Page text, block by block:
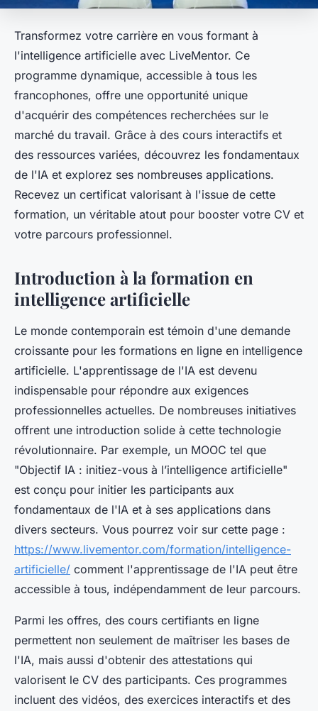
Transformez votre carrière en vous formant à
l'intelligence artificielle avec LiveMentor. Ce
programme dynamique, accessible à tous les
francophones, offre une opportunité unique
d'acquérir des compétences recherchées sur le
marché du travail. Grâce à des cours interactifs et
des ressources variées, découvrez les fondamentaux
de l'IA et explorez ses nombreuses applications.
Recevez un certificat valorisant à l'issue de cette
formation, un véritable atout pour booster votre CV et
votre parcours professionnel.
Introduction à la formation en
intelligence artificielle
Le monde contemporain est témoin d'une demande
croissante pour les formations en ligne en intelligence
artificielle. L'apprentissage de l'IA est devenu
indispensable pour répondre aux exigences
professionnelles actuelles. De nombreuses initiatives
offrent une introduction solide à cette technologie
révolutionnaire. Par exemple, un MOOC tel que
"Objectif IA : initiez-vous à l’intelligence artificielle"
est conçu pour initier les participants aux
fondamentaux de l'IA et à ses applications dans
divers secteurs. Vous pourrez voir sur cette page :
https://www.livementor.com/formation/intelligence-
artificielle/ comment l'apprentissage de l'IA peut être
accessible à tous, indépendamment de leur parcours.
Parmi les offres, des cours certifiants en ligne
permettent non seulement de maîtriser les bases de
l'IA, mais aussi d'obtenir des attestations qui
valorisent le CV des participants. Ces programmes
incluent des vidéos, des exercices interactifs et des